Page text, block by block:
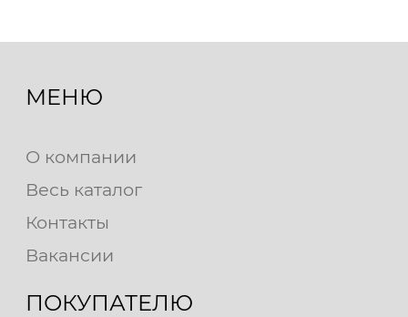
МЕНЮ
О компании
Весь каталог
Контакты
Вакансии
ПОКУПАТЕЛЮ